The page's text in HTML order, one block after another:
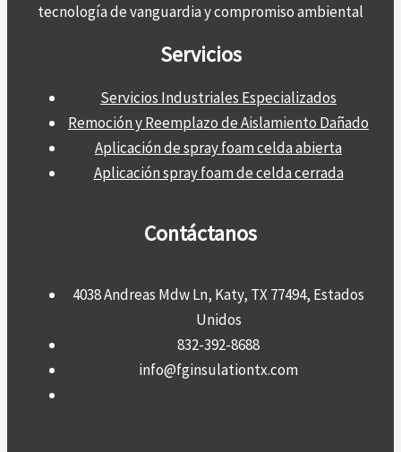
tecnología de vanguardia y compromiso ambiental
Servicios
Servicios Industriales Especializados
Remoción y Reemplazo de Aislamiento Dañado
Aplicación de spray foam celda abierta
Aplicación spray foam de celda cerrada
Contáctanos
4038 Andreas Mdw Ln, Katy, TX 77494, Estados
Unidos
832-392-8688
info@fginsulationtx.com